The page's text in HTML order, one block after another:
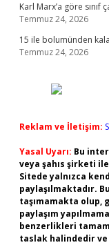
Karl Marx’a göre sınıf
Temmuz 24, 2026
15 ile bolumünden
Temmuz 24, 2026
Reklam ve İletişim:
Yasal Uyarı: Bu
veya şahıs şirketi
Sitede yalnızca
paylaşılmaktadır.
taşımamakta olup,
paylaşım
benzerlikleri
taslak halindedir